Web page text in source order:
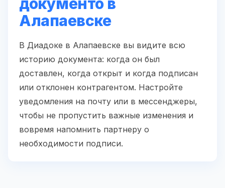
Алапаевске
В Диадоке в Алапаевске вы видите всю
историю документа: когда он был
доставлен, когда открыт и когда подписан
или отклонен контрагентом. Настройте
уведомления на почту или в мессенджеры,
чтобы не пропустить важные изменения и
вовремя напомнить партнеру о
необходимости подписи.